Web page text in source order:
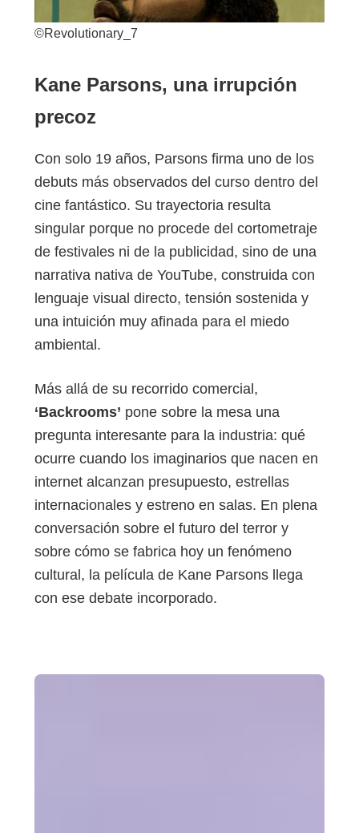
©Revolutionary_7
Kane Parsons, una irrupción
precoz
Con solo 19 años, Parsons firma uno de los
debuts más observados del curso dentro del
cine fantástico. Su trayectoria resulta
singular porque no procede del cortometraje
de festivales ni de la publicidad, sino de una
narrativa nativa de YouTube, construida con
lenguaje visual directo, tensión sostenida y
una intuición muy afinada para el miedo
ambiental.
Más allá de su recorrido comercial,
‘Backrooms’ pone sobre la mesa una
pregunta interesante para la industria: qué
ocurre cuando los imaginarios que nacen en
internet alcanzan presupuesto, estrellas
internacionales y estreno en salas. En plena
conversación sobre el futuro del terror y
sobre cómo se fabrica hoy un fenómeno
cultural, la película de Kane Parsons llega
con ese debate incorporado.